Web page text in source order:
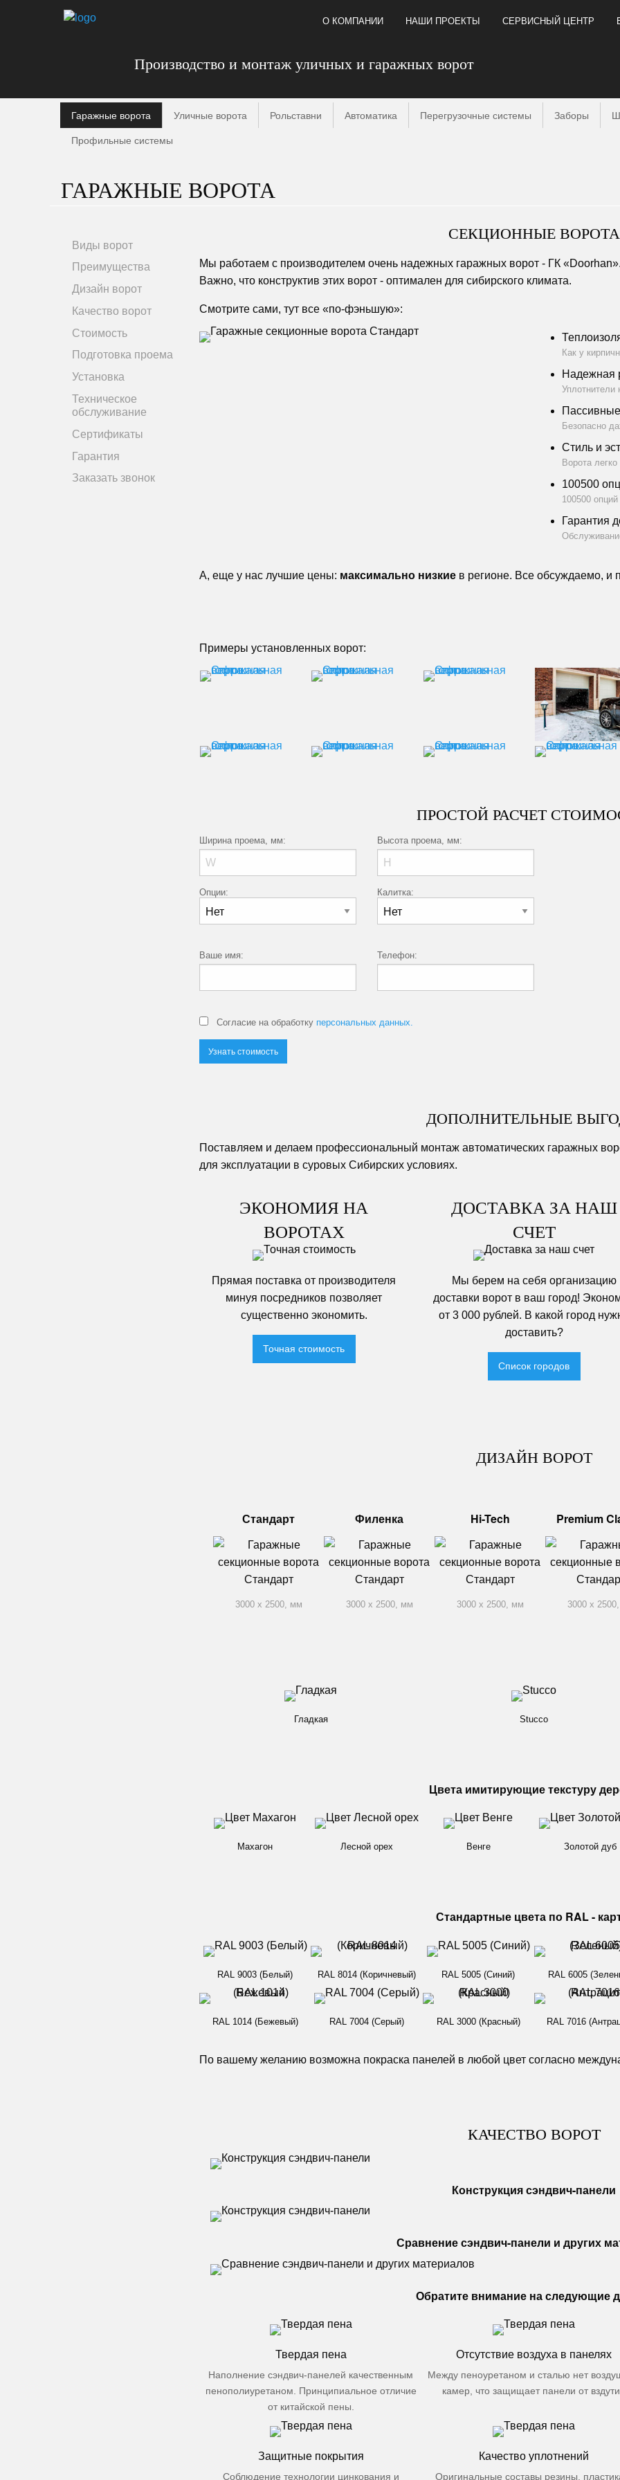
О КОМПАНИИ НАШИ ПРОЕКТЫ СЕРВИСНЫЙ ЦЕНТР
Производство и монтаж уличных и гаражных ворот
Гаражные ворота Уличные ворота Рольставни Автоматика Перегрузочные системы Заборы
Профильные системы
ГАРАЖНЫЕ ВОРОТА
Виды ворот
Преимущества
Дизайн ворот
Качество ворот
Стоимость
Подготовка проема
Установка
Техническое
обслуживание
Сертификаты
Гарантия
Заказать звонок
СЕКЦИОННЫЕ ВОРОТА
Мы работаем с производителем очень надежных гаражных ворот - ГК
Важно, что конструктив этих ворот - оптимален для сибирского климата.
Смотрите сами, тут все «по-фэньшую»:
Как у
Надежная
Уплотнители
Безопасно
Стиль и
Ворота
100500
100500
Гарантия
А, еще у нас лучшие цены: максимально низкие в регионе. Все обсуждаемо, и
Примеры установленных ворот:
ПРОСТОЙ РАСЧЕТ
Ширина проема, мм: Высота проема, мм:
Опции: Калитка:
Ваше имя: Телефон:
Согласие на обработку персональных данных.
ДОПОЛНИТЕЛЬНЫЕ
Поставляем и делаем профессиональный монтаж автоматических гаражных
для эксплуатации в суровых Сибирских условиях.
ЭКОНОМИЯ НА
ВОРОТАХ
Прямая поставка от производителя
минуя посредников позволяет
существенно экономить.
Точная стоимость
ДОСТАВКА ЗА НАШ
СЧЕТ
Мы берем на себя организацию
доставки ворот в ваш город!
от 3 000 рублей. В какой город
доставить?
Список городов
ДИЗАЙН ВОРОТ
Стандарт
3000 x 2500, мм
Филенка
3000 x 2500, мм
Hi-Tech
3000 x 2500, мм
Premium
3000 x
Гладкая Stucco
Цвета имитирующие текстуру
Махагон Лесной орех Венге Золотой дуб
Стандартные цвета по RAL -
RAL 9003 (Белый) RAL 8014 (Коричневый) RAL 5005 (Синий) RAL 6005
RAL 1014 (Бежевый) RAL 7004 (Серый) RAL 3000 (Красный) RAL 7016
По вашему желанию возможна покраска панелей в любой цвет согласно
КАЧЕСТВО ВОРОТ
Конструкция сэндвич-панели
Сравнение сэндвич-панели и других
Обратите внимание на следующие
Твердая пена
Наполнение сэндвич-панелей качественным
пенополиуретаном. Принципиальное отличие
от китайской пены.
Отсутствие воздуха в панелях
Между пеноуретаном и сталью нет
камер, что защищает панели от
Защитные покрытия
Соблюдение технологии цинкования и
Качество уплотнений
Оригинальные составы резины,